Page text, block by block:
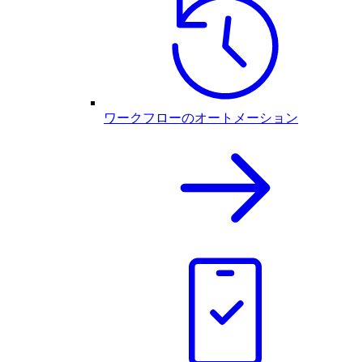
ワークフローのオートメーション